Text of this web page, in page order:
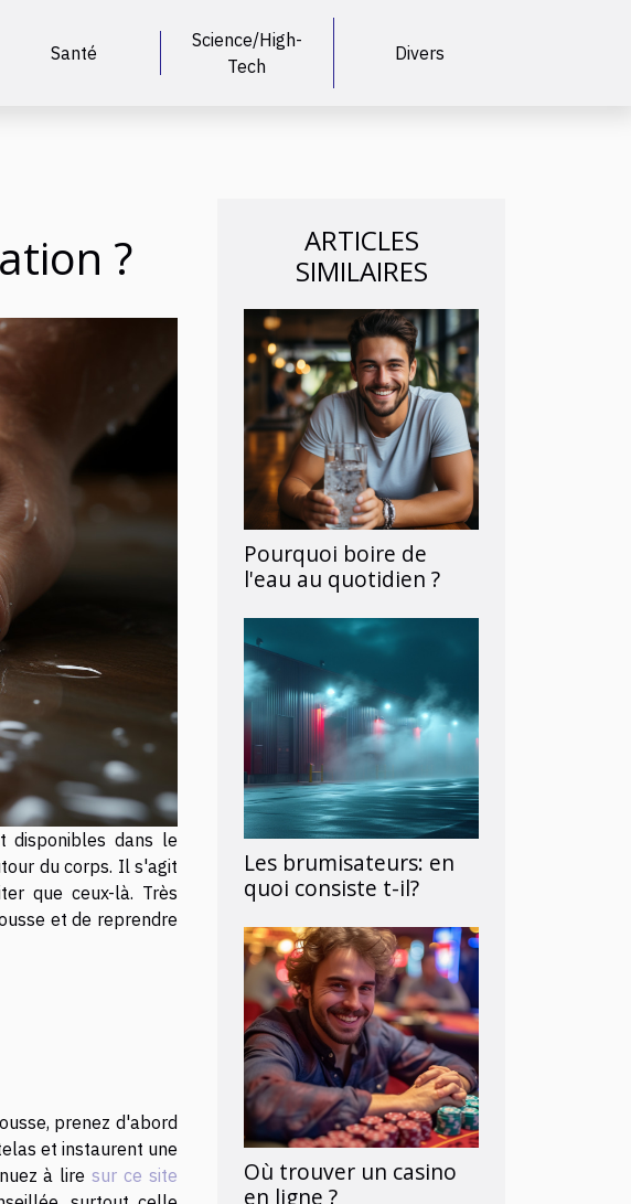
Santé
Science/High-
Tech
Divers
?
disponibles dans le
du corps. Il s'agit
que ceux-là. Très
et de reprendre
prenez d'abord
et instaurent une
à liresur ce site
ARTICLES
SIMILAIRES
Pourquoi boire de
l'eau au quotidien ?
Les brumisateurs: en
quoi consiste t-il?
Où trouver un casino
en ligne ?